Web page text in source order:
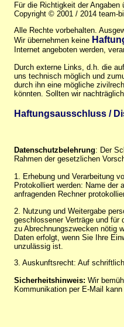
Für die Richtigkeit der Angaben
Copyright © 2001 / 2014 team-
Alle Rechte vorbehalten.
Wir übernehmen keine
Internet angeboten werden,
Durch externe Links, d.h. die
uns technisch möglich und
durch ihn eine mögliche
könnten. Sollten wir
Haftungsausschluss /
Datenschutzbelehrung: Der
Rahmen der gesetzlichen
1. Erhebung und Verarbeitung
Protokolliert werden: Name der
anfragenden Rechner
2. Nutzung und Weitergabe
geschlossener Verträge und für
zu Abrechnungszwecken nötig
Daten erfolgt, wenn Sie Ihre
unzulässig ist.
3. Auskunftsrecht: Auf
Sicherheitshinweis: Wir
Kommunikation per E-Mail